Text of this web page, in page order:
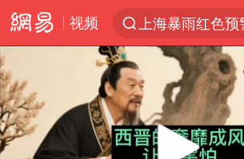
视频
上海暴雨红色预